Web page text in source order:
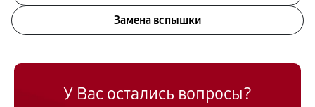
Замена вспышки
У Вас остались вопросы?